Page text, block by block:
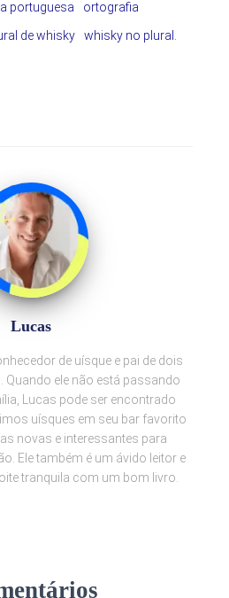
portuguesa
ortografia
de whisky whisky no plural.
Lucas
de uísque e pai de dois
ele não está passando
Lucas pode ser encontrado
uísques em seu bar favorito
novas e interessantes para
Ele também é um ávido leitor e
tranquila com um bom livro.